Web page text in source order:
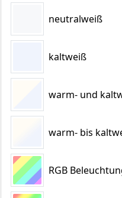
neutralweiß
kaltweiß
warm- und
warm- bis
RGB